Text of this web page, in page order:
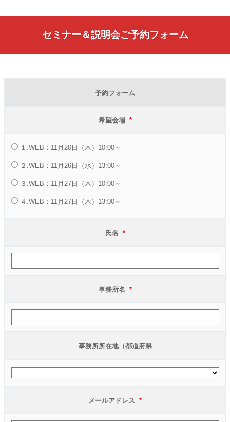
セミナー＆説明会ご予約フォーム
予約フォーム
希望会場 *
１.WEB：11月20日（木）10:00～
２.WEB：11月26日（水）13:00～
３.WEB：11月27日（木）10:00～
４.WEB：11月27日（木）13:00～
氏名 *
事務所名 *
事務所所在地（都道府県
メールアドレス *